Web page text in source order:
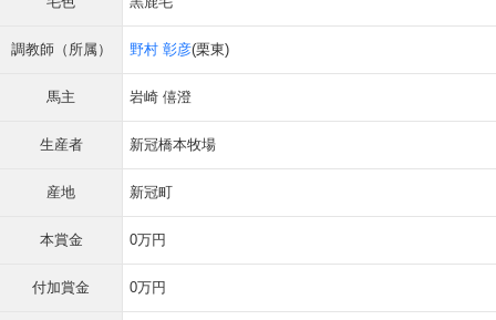
調教師（所属） 野村 彰彦(栗東)
馬主 岩崎 僖澄
生産者 新冠橋本牧場
産地 新冠町
本賞金 0万円
付加賞金 0万円